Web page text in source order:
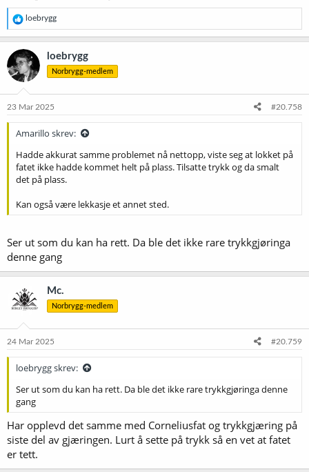
R
e
a
k
s
j
o
e
loebrygg
loebrygg
Norbrygg-medlem
23 Mar 2025 #20.758
Amarillo skrev:
Hadde akkurat samme problemet nå nettopp, viste seg at lokket på
fatet ikke hadde kommet helt på plass. Tilsatte trykk og da smalt
det på plass.
Kan også være lekkasje et annet sted.
Ser ut som du kan ha rett. Da ble det ikke rare trykkgjøringa
denne gang
Mc.
Norbrygg-medlem
24 Mar 2025 #20.759
loebrygg skrev:
Ser ut som du kan ha rett. Da ble det ikke rare trykkgjøringa denne
gang
Har opplevd det samme med Corneliusfat og trykkgjæring på
siste del av gjæringen. Lurt å sette på trykk så en vet at fatet
er tett.